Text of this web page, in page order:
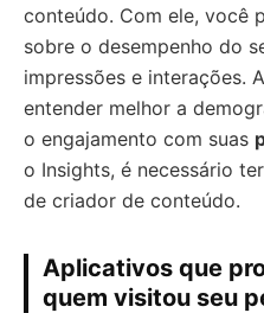
conteúdo. Com ele, você
sobre o desempenho do
impressões e interações.
entender melhor a
o engajamento com suas
o Insights, é necessário
de criador de conteúdo.
Aplicativos que
quem visitou seu